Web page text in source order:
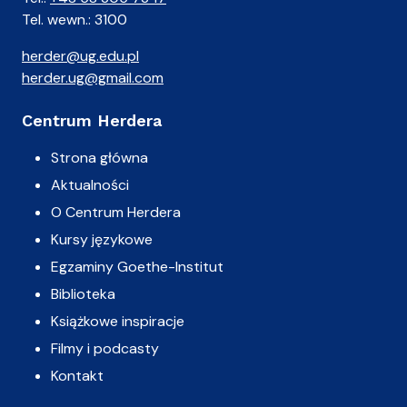
Tel. wewn.: 3100
herder@ug.edu.pl
herder.ug@gmail.com
Centrum Herdera
Strona główna
Aktualności
O Centrum Herdera
Kursy językowe
Egzaminy Goethe-Institut
Biblioteka
Książkowe inspiracje
Filmy i podcasty
Kontakt